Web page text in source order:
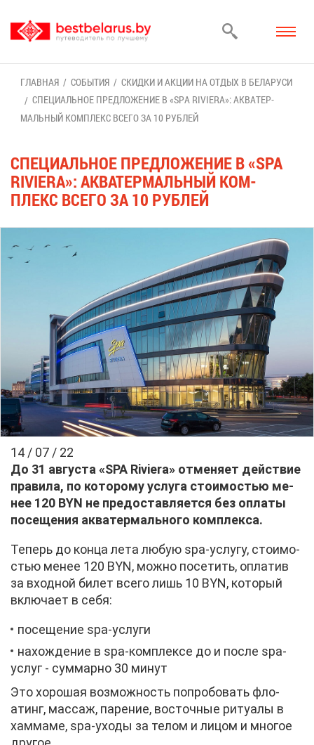
ГЛАВ­НАЯ СО­БЫ­ТИЯ
СКИД­КИ И АК­ЦИИ НА ОТ­ДЫХ В БЕ­ЛА­РУ­СИ
СПЕ­ЦИ­АЛЬ­НОЕ ПРЕД­ЛО­ЖЕ­НИЕ В «SPA RIVIERA»: АК­ВА­ТЕР­
МАЛЬ­НЫЙ КОМ­ПЛЕКС ВСЕ­ГО ЗА 10 РУБ­ЛЕЙ
СПЕ­ЦИ­АЛЬ­НОЕ ПРЕД­ЛО­ЖЕ­НИЕ В «SPA
RIVIERA»: АК­ВА­ТЕР­МАЛЬ­НЫЙ КОМ­
ПЛЕКС ВСЕ­ГО ЗА 10 РУБ­ЛЕЙ
14 / 07 / 22
До 31 ав­гу­ста «SPA Riviera» от­ме­ня­ет дей­ствие
пра­ви­ла, по ко­то­ро­му услу­га сто­и­мо­стью ме­
нее 120 BYN не предо­став­ля­ет­ся без опла­ты
по­се­ще­ния ак­ва­тер­маль­но­го ком­плек­са.
Те­перь до кон­ца ле­та лю­бую spa-услу­гу, сто­и­мо­
стью ме­нее 120 BYN, мож­но по­се­тить, опла­тив
за вход­ной би­лет все­го лишь 10 BYN, ко­то­рый
вклю­ча­ет в се­бя:
по­се­ще­ние spa-услу­ги
на­хож­де­ние в spa-ком­плек­се до и по­сле spa-
услуг - сум­мар­но 30 ми­нут
Это хо­ро­шая воз­мож­ность по­про­бо­вать фло­
атинг, мас­саж, па­ре­ние, во­сточ­ные ри­ту­а­лы в
хам­ма­ме, spa-ухо­ды за те­лом и ли­цом и мно­гое